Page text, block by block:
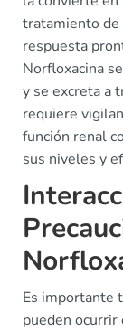
tratamiento de
respuesta
Norfloxacina
y se excreta a
requiere
función renal
sus niveles y
Es importante
pueden ocurrir